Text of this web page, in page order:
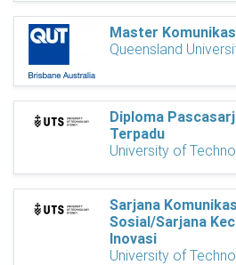
Master
Queensland
Diploma
Terpadu
University of
Sarjana
Sosial/Sarjana
Inovasi
University of